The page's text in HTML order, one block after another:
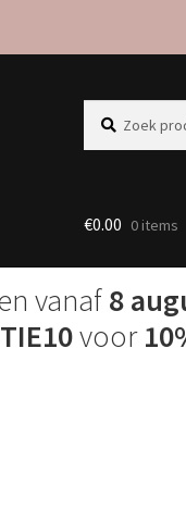
naar:
€0.00 0 items
vanaf8
voor